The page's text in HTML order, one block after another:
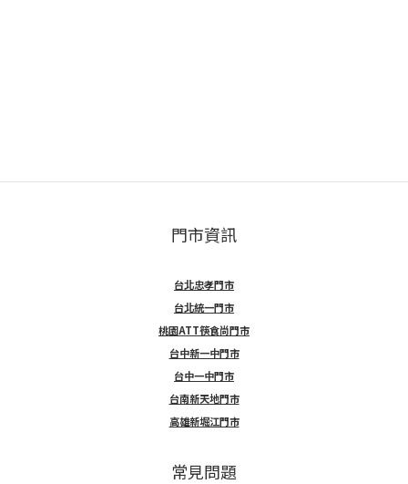
門市資訊
台北忠孝門市
台北統一門市
桃園ATT筷食尚門市
台中新一中門市
台中一中門市
台南新天地門市
高雄新堀江門市
常見問題